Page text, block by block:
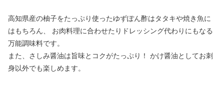
高知県産の柚子をたっぷり使ったゆずぽん酢はタタキや焼き魚に
はもちろん、 お肉料理に合わせたりドレッシング代わりにもなる
万能調味料です。
また、さしみ醤油は旨味とコクがたっぷり！ かけ醤油としてお刺
身以外でも楽しめます。